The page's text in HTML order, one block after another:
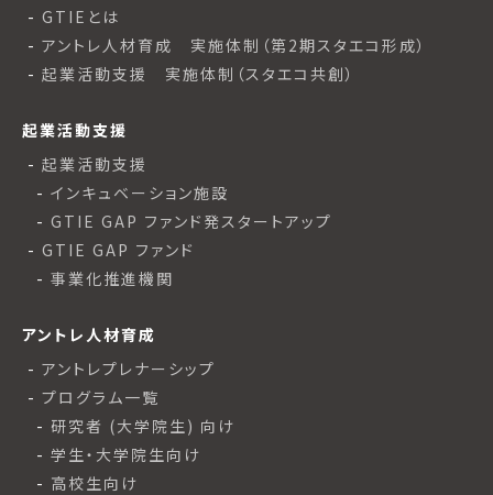
GTIEとは
アントレ人材育成 実施体制（第2期スタエコ形成）
起業活動支援 実施体制（スタエコ共創）
起業活動支援
起業活動支援
インキュベーション施設
GTIE GAP ファンド発スタートアップ
GTIE GAP ファンド
事業化推進機関
アントレ人材育成
アントレプレナーシップ
プログラム一覧
研究者 (大学院生) 向け
学生・大学院生向け
高校生向け